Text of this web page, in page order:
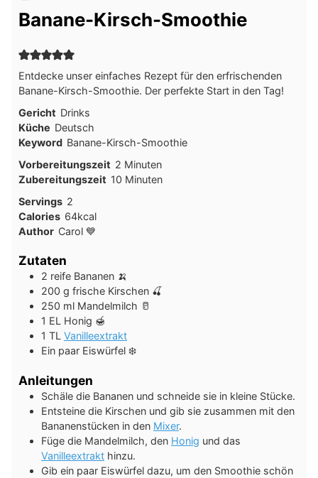
Banane-Kirsch-Smoothie
Entdecke unser einfaches Rezept für den erfrischenden
Banane-Kirsch-Smoothie. Der perfekte Start in den Tag!
Gericht Drinks
Küche Deutsch
Keyword Banane-Kirsch-Smoothie
Vorbereitungszeit 2Minuten
Minuten
Zubereitungszeit 10Minuten
Minuten
Servings 2
Calories 64kcal
Author Carol 💙
Zutaten
2 reife Bananen 🍌
200 g frische Kirschen 🍒
250 ml Mandelmilch 🥛
1 EL Honig 🍯
1 TL Vanilleextrakt
Ein paar Eiswürfel ❄️
Anleitungen
Schäle die Bananen und schneide sie in kleine Stücke.
Entsteine die Kirschen und gib sie zusammen mit den
Bananenstücken in den Mixer.
Füge die Mandelmilch, den Honig und das
Vanilleextrakt hinzu.
Gib ein paar Eiswürfel dazu, um den Smoothie schön